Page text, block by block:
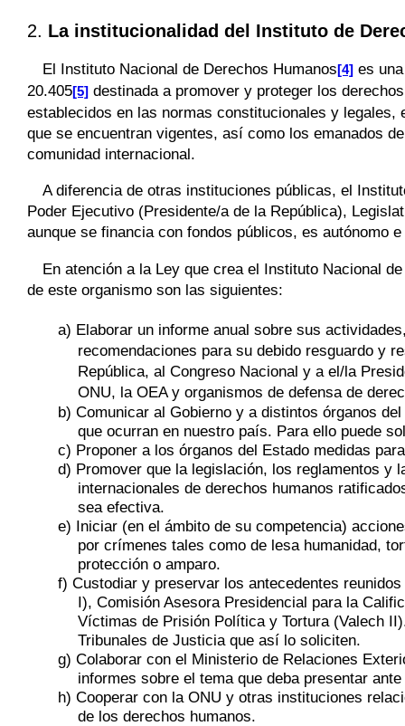
2. La institucionalidad del Instituto de
El Instituto Nacional de Derechos Humanos[4] es
20.405[5] destinada a promover y proteger los
establecidos en las normas constitucionales y
que se encuentran vigentes, así como los emanados
comunidad internacional.
A diferencia de otras instituciones públicas, el
Poder Ejecutivo (Presidente/a de la República),
aunque se financia con fondos públicos, es autónomo
En atención a la Ley que crea el Instituto Nacional
de este organismo son las siguientes:
a) Elaborar un informe anual sobre sus
recomendaciones para su debido resguardo y
República, al Congreso Nacional y a el/la
ONU, la OEA y organismos de defensa de
b) Comunicar al Gobierno y a distintos órganos
que ocurran en nuestro país. Para ello puede
c) Proponer a los órganos del Estado medidas
d) Promover que la legislación, los reglamentos y
internacionales de derechos humanos
sea efectiva.
e) Iniciar (en el ámbito de su competencia)
por crímenes tales como de lesa humanidad,
protección o amparo.
f) Custodiar y preservar los antecedentes
I), Comisión Asesora Presidencial para la
Víctimas de Prisión Política y Tortura (Valech
Tribunales de Justicia que así lo soliciten.
g) Colaborar con el Ministerio de Relaciones
informes sobre el tema que deba presentar
h) Cooperar con la ONU y otras instituciones
de los derechos humanos.